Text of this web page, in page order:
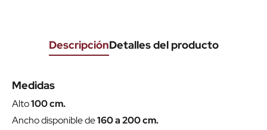
DescripciónDetalles del producto
Medidas
Alto100 cm.
Ancho disponible de160 a 200 cm.